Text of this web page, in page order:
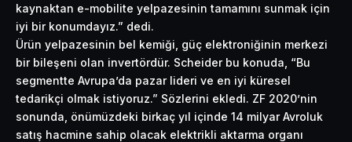
kaynaktan e-mobilite yelpazesinin tamamını sunmak için
iyi bir konumdayız.” dedi.
Ürün yelpazesinin bel kemiği, güç elektroniğinin merkezi
bir bileşeni olan invertördür. Scheider bu konuda, “Bu
segmentte Avrupa’da pazar lideri ve en iyi küresel
tedarikçi olmak istiyoruz.” Sözlerini ekledi. ZF 2020’nin
sonunda, önümüzdeki birkaç yıl içinde 14 milyar Avroluk
satış hacmine sahip olacak elektrikli aktarma organı